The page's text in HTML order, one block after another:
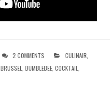
2 COMMENTS CULINAIR
BRUSSEL BUMBLEBEE, COCKTAIL